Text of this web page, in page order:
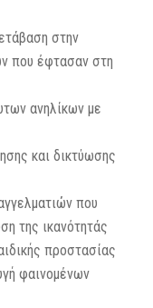
στην
που έφτασαν στη
ανηλίκων με
και δικτύωσης
που
της ικανότητάς
προστασίας
φαινομένων